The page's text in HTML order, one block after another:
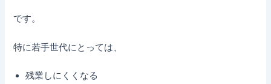
です。
特に若手世代にとっては、
残業しにくくなる